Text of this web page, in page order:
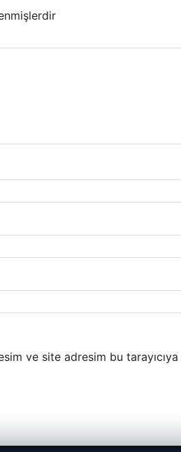
ve site adresim bu